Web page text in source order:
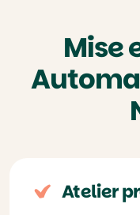
Mise
Atelier